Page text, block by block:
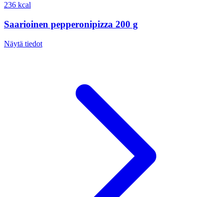
236 kcal
Saarioinen pepperonipizza 200 g
Näytä tiedot